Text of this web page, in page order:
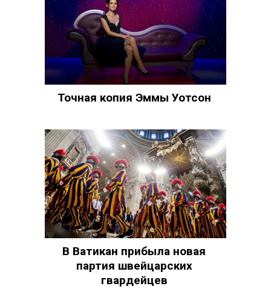
Точная копия Эммы Уотсон
В Ватикан прибыла новая
партия швейцарских
гвардейцев